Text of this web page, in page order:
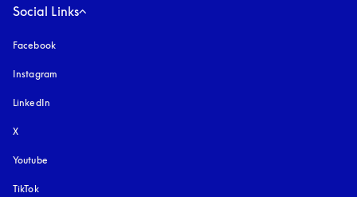
Social Links
Facebook
Instagram
LinkedIn
X
Youtube
TikTok